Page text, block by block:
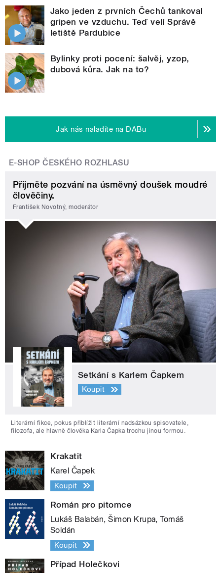
Jako jeden z prvních Čechů tankoval
gripen ve vzduchu. Teď velí Správě
letiště Pardubice
Bylinky proti pocení: šalvěj, yzop,
dubová kůra. Jak na to?
Jak nás naladíte na DABu
E-SHOP ČESKÉHO ROZHLASU
Přijměte pozvání na úsměvný doušek moudré
člověčiny.
František Novotný, moderátor
Setkání s Karlem Čapkem
Koupit
Literární fikce, pokus přiblížit literární nadsázkou spisovatele,
filozofa, ale hlavně člověka Karla Čapka trochu jinou formou.
Krakatit
Karel Čapek
Koupit
Román pro pitomce
Lukáš Balabán, Šimon Krupa, Tomáš
Soldán
Koupit
Případ Holečkovi